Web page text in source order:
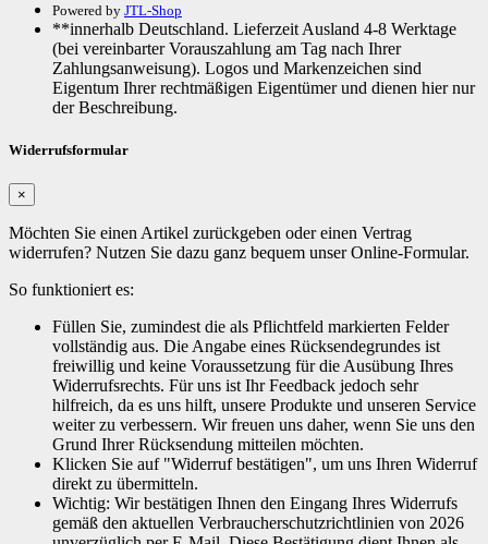
Powered by JTL-Shop
**innerhalb Deutschland. Lieferzeit Ausland 4-8 Werktage
(bei vereinbarter Vorauszahlung am Tag nach Ihrer
Zahlungsanweisung). Logos und Markenzeichen sind
Eigentum Ihrer rechtmäßigen Eigentümer und dienen hier nur
der Beschreibung.
Widerrufsformular
×
Möchten Sie einen Artikel zurückgeben oder einen Vertrag
widerrufen? Nutzen Sie dazu ganz bequem unser Online-Formular.
So funktioniert es:
Füllen Sie, zumindest die als Pflichtfeld markierten Felder
vollständig aus. Die Angabe eines Rücksendegrundes ist
freiwillig und keine Voraussetzung für die Ausübung Ihres
Widerrufsrechts. Für uns ist Ihr Feedback jedoch sehr
hilfreich, da es uns hilft, unsere Produkte und unseren Service
weiter zu verbessern. Wir freuen uns daher, wenn Sie uns den
Grund Ihrer Rücksendung mitteilen möchten.
Klicken Sie auf "Widerruf bestätigen", um uns Ihren Widerruf
direkt zu übermitteln.
Wichtig: Wir bestätigen Ihnen den Eingang Ihres Widerrufs
gemäß den aktuellen Verbraucherschutzrichtlinien von 2026